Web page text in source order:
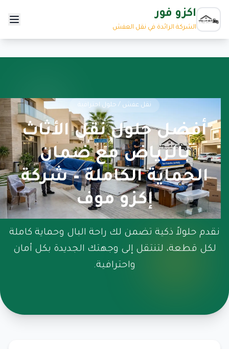
اكزو فور
الشركة الرائدة في نقل العفش
نقل عفش / حلول احترافية
أفضل حلول نقل الأثاث
بالرياض مع ضمان
الحماية الكاملة – شركة
إكزو موف
نقدم حلولاً ذكية تضمن لك راحة البال وحماية كاملة
لكل قطعة، لتنتقل إلى وجهتك الجديدة بكل أمان
واحترافية.